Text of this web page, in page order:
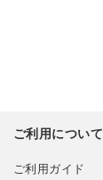
ご利用について
ご利用ガイド